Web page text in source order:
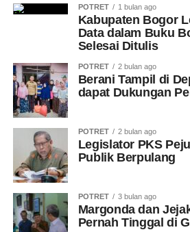
POTRET 1 bulan ago
Kabupaten Bogor
Data dalam Buku
Selesai Ditulis
POTRET 2 bulan ago
Berani Tampil di
dapat Dukungan
POTRET 2 bulan ago
Legislator PKS
Publik Berpulang
POTRET 3 bulan ago
Margonda dan
Pernah Tinggal di